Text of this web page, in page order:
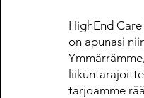
HighEnd
on apunasi
tarjoamme